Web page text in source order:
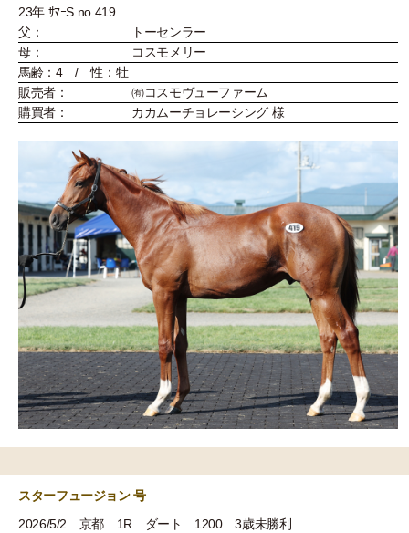
23年 ｻﾏｰS no.419
父：
トーセンラー
母：
コスモメリー
馬齢：4 / 性：牡
販売者：
㈲コスモヴューファーム
購買者：
カカムーチョレーシング 様
スターフュージョン 号
2026/5/2 京都 1R ダート 1200 3歳未勝利